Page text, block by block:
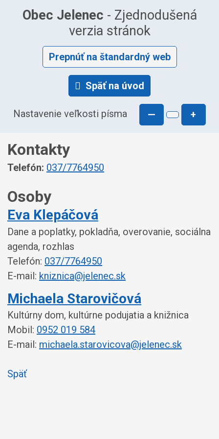
Obec Jelenec - Zjednodušená
verzia stránok
Prepnúť na štandardný web
Späť na úvod
Nastavenie veľkosti písma — +
Kontakty
Telefón: 037/7764950
Osoby
Eva Klepáčová
Dane a poplatky, pokladňa, overovanie, sociálna
agenda, rozhlas
Telefón: 037/7764950
E-mail: kniznica@jelenec.sk
Michaela Starovičová
Kultúrny dom, kultúrne podujatia a knižnica
Mobil: 0952 019 584
E-mail: michaela.starovicova@jelenec.sk
Späť